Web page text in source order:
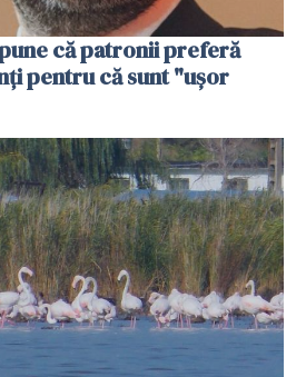
că patronii preferă
pentru că sunt "uşor